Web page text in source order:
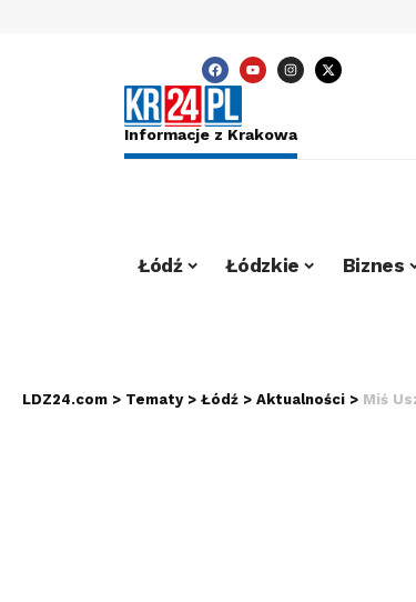
Informacje z Krakowa
Łódź Łódzkie Biznes
LDZ24.com > Tematy> Łódź > Aktualności > Miś